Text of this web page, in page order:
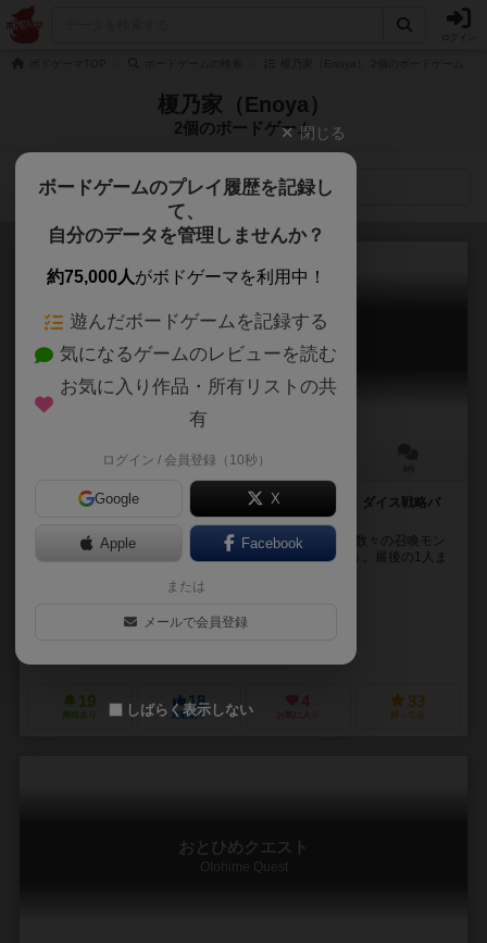
榎乃家（Enoya）
2個のボードゲーム
検索メニュー
サマナーズタクティクス
Summoners’ Tactics
10～30分
召喚士たちのバトルロワイヤル！運も味方に勝ち残れ！ダイス戦略バ
たった10分の激アツバトル！最強の召喚士は誰だ！？ 数々の召喚モン
スターを使い、相対する召喚士を次々と撃破していこう。最後の1人ま
榎乃家（Enoya）
ちゃがちゃがゲームズ（ChagaChaga Games）
19
興味あり
18
経験あり お気に入り
33
持ってる
おとひめクエスト
Otohime Quest
閉じる
ボードゲームのプレイ履歴を記録し
て、
自分のデータを管理しませんか？
約75,000人がボドゲーマを利用中！
遊んだボードゲームを記録する
気になるゲームのレビューを読む
お気に入り作品・所有リストの共
有
ログイン / 会員登録（10秒）
Google X
Apple Facebook
または
メールで会員登録
しばらく表示しない